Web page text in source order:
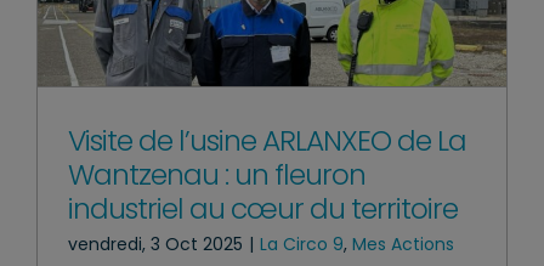
Visite de l’usine ARLANXEO de La
Wantzenau : un fleuron
industriel au cœur du territoire
vendredi, 3 Oct 2025 | La Circo 9, Mes Actions